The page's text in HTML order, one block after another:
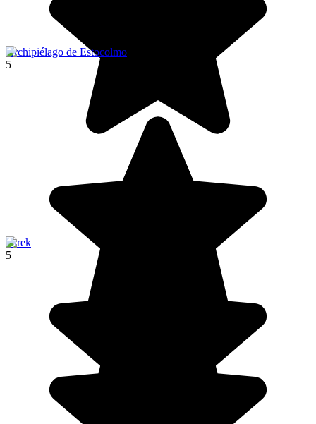
Archipiélago de Estocolmo
5
Sarek
5